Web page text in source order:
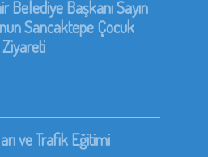
Belediye Başkanı Sayın
Sancaktepe Çocuk
ve Trafik Eğitimi